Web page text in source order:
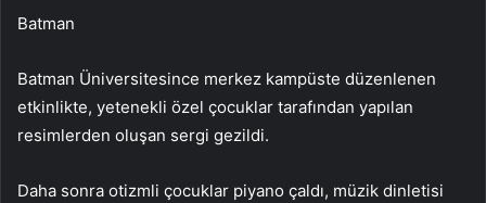
Batman
Batman Üniversitesince merkez kampüste düzenlenen
etkinlikte, yetenekli özel çocuklar tarafından yapılan
resimlerden oluşan sergi gezildi.
Daha sonra otizmli çocuklar piyano çaldı, müzik dinletisi